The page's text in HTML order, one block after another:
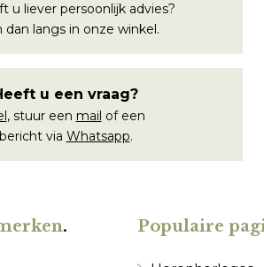
u liever persoonlijk advies?
dan langs in onze winkel.
u een vraag?
, stuur een mail of een
bericht via Whatsapp.
. Populaire